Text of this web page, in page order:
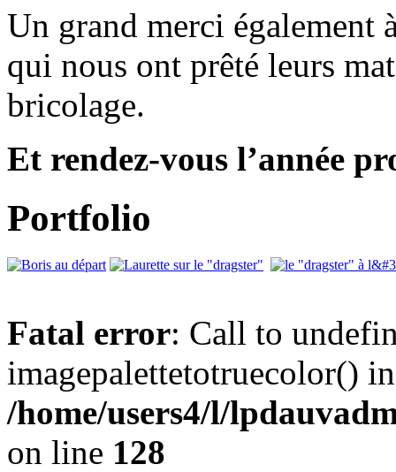
Un grand merci également
qui nous ont prêté leurs
bricolage.
Et rendez-vous l’année
Portfolio
Fatal error: Call to
imagepalettetotruecolor() in
/home/users4/l/
on line 128